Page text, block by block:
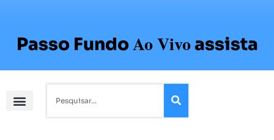
Passo FundoAo Vivoassista